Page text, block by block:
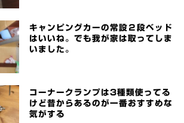
キャンピングカーの常設２段ベッド
はいいね。でも我が家は取ってしま
いました。
コーナークランプは3種類使ってる
けど昔からあるのが一番おすすめな
気がする